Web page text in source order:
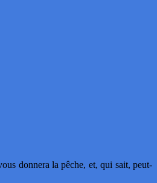
donnera la pêche, et, qui sait, peut-